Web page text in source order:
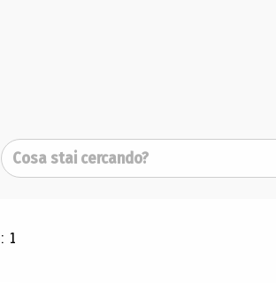
Cerca
ricerca
1